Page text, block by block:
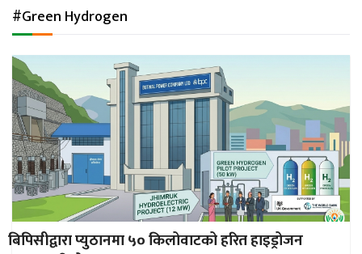
जलवायु
ऊर्जा
दक्षता
उहिलेकाे
खबर
हरित
हाइड्रोजन
इभी
#Green Hydrogen
बिपिसीद्वारा प्युठानमा ५० किलोवाटको हरित हाइड्रोजन